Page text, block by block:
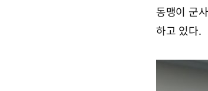
동맹이 군
하고 있다.